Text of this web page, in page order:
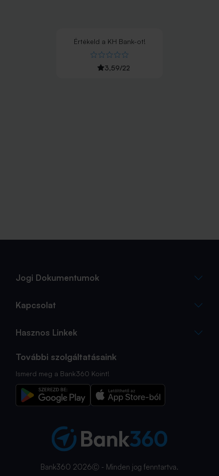
Értékeld a KH Bank-ot!
3,59/22
Jogi Dokumentumok
Kapcsolat
Hasznos Linkek
További szolgáltatásaink
Ismerd meg a Bank360 Koint!
Bank360 2026Ⓒ - Minden jog fenntartva.